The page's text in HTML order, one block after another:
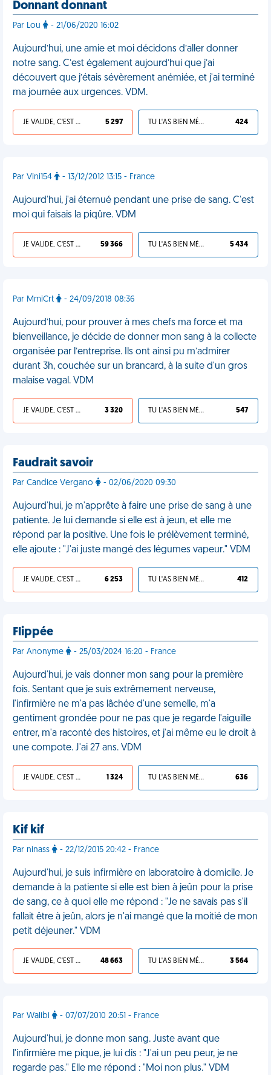
Donnant donnant
Par Lou - 21/06/2020 16:02
Aujourd’hui, une amie et moi décidons d’aller donner
notre sang. C’est également aujourd’hui que j’ai
découvert que j’étais sévèrement anémiée, et j'ai terminé
ma journée aux urgences. VDM.
JE VALIDE, C'EST UNE VDM 5 297 TU L'AS BIEN MÉRITÉ 424
Par Vini154 - 13/12/2012 13:15 - France
Aujourd'hui, j'ai éternué pendant une prise de sang. C'est
moi qui faisais la piqûre. VDM
JE VALIDE, C'EST UNE VDM 59 366 TU L'AS BIEN MÉRITÉ 5 434
Par MmiCrt - 24/09/2018 08:36
Aujourd’hui, pour prouver à mes chefs ma force et ma
bienveillance, je décide de donner mon sang à la collecte
organisée par l’entreprise. Ils ont ainsi pu m’admirer
durant 3h, couchée sur un brancard, à la suite d'un gros
malaise vagal. VDM
JE VALIDE, C'EST UNE VDM 3 320 TU L'AS BIEN MÉRITÉ 547
Faudrait savoir
Par Candice Vergano - 02/06/2020 09:30
Aujourd'hui, je m'apprête à faire une prise de sang à une
patiente. Je lui demande si elle est à jeun, et elle me
répond par la positive. Une fois le prélèvement terminé,
elle ajoute : "J'ai juste mangé des légumes vapeur." VDM
JE VALIDE, C'EST UNE VDM 6 253 TU L'AS BIEN MÉRITÉ 412
Flippée
Par Anonyme - 25/03/2024 16:20 - France
Aujourd'hui, je vais donner mon sang pour la première
fois. Sentant que je suis extrêmement nerveuse,
l'infirmière ne m'a pas lâchée d'une semelle, m'a
gentiment grondée pour ne pas que je regarde l'aiguille
entrer, m'a raconté des histoires, et j'ai même eu le droit à
une compote. J'ai 27 ans. VDM
JE VALIDE, C'EST UNE VDM 1 324 TU L'AS BIEN MÉRITÉ 636
Kif kif
Par ninass - 22/12/2015 20:42 - France
Aujourd'hui, je suis infirmière en laboratoire à domicile. Je
demande à la patiente si elle est bien à jeûn pour la prise
de sang, ce à quoi elle me répond : "Je ne savais pas s'il
fallait être à jeûn, alors je n'ai mangé que la moitié de mon
petit déjeuner." VDM
JE VALIDE, C'EST UNE VDM 48 663 TU L'AS BIEN MÉRITÉ 3 564
Par Walibi - 07/07/2010 20:51 - France
Aujourd'hui, je donne mon sang. Juste avant que
l'infirmière me pique, je lui dis : "J'ai un peu peur, je ne
regarde pas." Elle me répond : "Moi non plus." VDM